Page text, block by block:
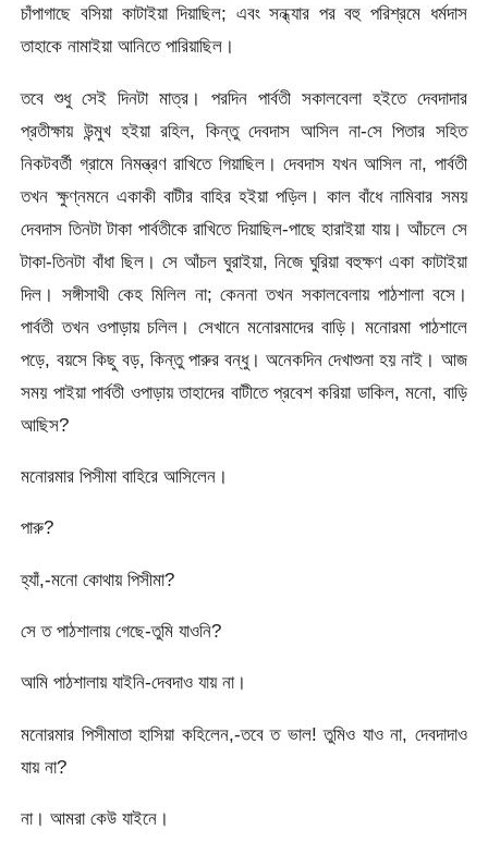
চাঁপাগাছে বসিয়া কাটাইয়া দিয়াছিল; এবং সন্ধ্যার পর বহু পরিশ্রমে ধর্মদাস
তাহাকে নামাইয়া আনিতে পারিয়াছিল।
তবে শুধু সেই দিনটা মাত্র। পরদিন পার্বতী সকালবেলা হইতে দেবদাদার
প্রতীক্ষায় উন্মুখ হইয়া রহিল, কিন্তু দেবদাস আসিল না-সে পিতার সহিত
নিকটবর্তী গ্রামে নিমন্ত্রণ রাখিতে গিয়াছিল। দেবদাস যখন আসিল না, পার্বতী
তখন ক্ষুণ্নমনে একাকী বাটীর বাহির হইয়া পড়িল। কাল বাঁধে নামিবার সময়
দেবদাস তিনটা টাকা পার্বতীকে রাখিতে দিয়াছিল-পাছে হারাইয়া যায়। আঁচলে সে
টাকা-তিনটা বাঁধা ছিল। সে আঁচল ঘুরাইয়া, নিজে ঘুরিয়া বহুক্ষণ একা কাটাইয়া
দিল। সঙ্গীসাথী কেহ মিলিল না; কেননা তখন সকালবেলায় পাঠশালা বসে।
পার্বতী তখন ওপাড়ায় চলিল। সেখানে মনোরমাদের বাড়ি। মনোরমা পাঠশালে
পড়ে, বয়সে কিছু বড়, কিন্তু পারুর বন্ধু। অনেকদিন দেখাশুনা হয় নাই। আজ
সময় পাইয়া পার্বতী ওপাড়ায় তাহাদের বাটীতে প্রবেশ করিয়া ডাকিল, মনো, বাড়ি
আছিস?
মনোরমার পিসীমা বাহিরে আসিলেন।
পারু?
হ্যাঁ,-মনো কোথায় পিসীমা?
সে ত পাঠশালায় গেছে-তুমি যাওনি?
আমি পাঠশালায় যাইনি-দেবদাও যায় না।
মনোরমার পিসীমাতা হাসিয়া কহিলেন,-তবে ত ভাল! তুমিও যাও না, দেবদাদাও
যায় না?
না। আমরা কেউ যাইনে।